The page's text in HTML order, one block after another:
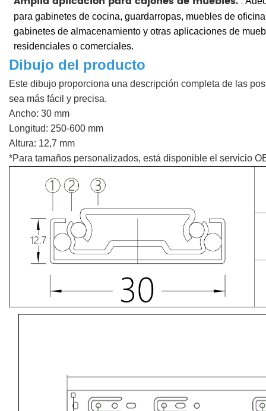
para gabinetes de cocina, guardarropas, muebles de
gabinetes de almacenamiento y otras aplicaciones de
residenciales o comerciales.
Dibujo del producto
Este dibujo proporciona una descripción completa de las
sea más fácil y precisa.
Ancho: 30 mm
Longitud: 250-600 mm
Altura: 12,7 mm
*Para tamaños personalizados, está disponible el servicio